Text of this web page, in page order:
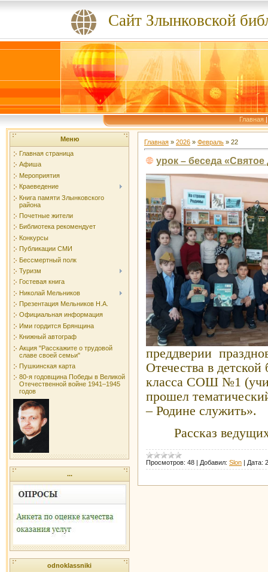
Сайт Злынковской
Главная
Меню
Главная страница
Афиша
Мероприятия
Краеведение
Книга памяти Злынковского
района
Почетные жители
Библиотека рекомендует
Конкурсы
Публикации СМИ
Бессмертный полк
Туризм
Гостевая книга
Николай Мельников
Презентация Мельников Н.А.
Официальная информация
Ими гордится Брянщина
Книжный автограф
Акция "Расскажите о трудовой
славе своей семьи"
Пушкинская карта
80-я годовщина Победы в Великой
Отечественной войне 1941–1945
годов
...
odnoklassniki
Главная » 2026 » Февраль » 22
урок – беседа
преддверии
Отечества в
класса СОШ №1
прошел
– Родине служить».
Рассказ
Просмотров: 48 Добавил: Slon Дата: